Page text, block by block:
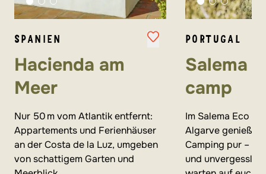
SPANIEN
Hacienda am
Meer
Nur 50 m vom Atlantik entfernt:
Appartements und Ferienhäuser
an der Costa de la Luz, umgeben
von schattigem Garten und
PORTUGAL
Salema
camp
Im Salema Eco
Algarve genießt
Camping pur –
und